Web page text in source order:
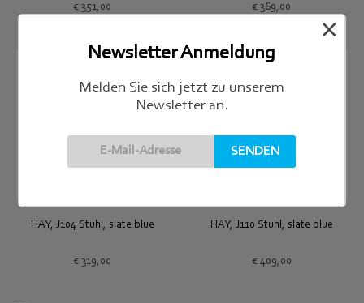
€ 351,00
€ 369,00
HAY, J104 Stuhl, slate blue
€ 319,00
HAY, J110 Stuhl, slate blue
€409,00
Newsletter Anmeldung
Melden Sie sich jetzt zu unserem
Newsletter an.
×